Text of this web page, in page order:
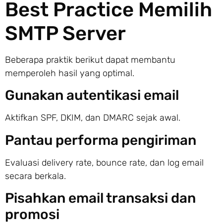
Best Practice Memilih
SMTP Server
Beberapa praktik berikut dapat membantu
memperoleh hasil yang optimal.
Gunakan autentikasi email
Aktifkan SPF, DKIM, dan DMARC sejak awal.
Pantau performa pengiriman
Evaluasi delivery rate, bounce rate, dan log email
secara berkala.
Pisahkan email transaksi dan
promosi